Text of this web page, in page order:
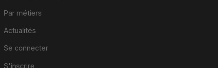
Par métiers
Actualités
Se connecter
S'inscrire